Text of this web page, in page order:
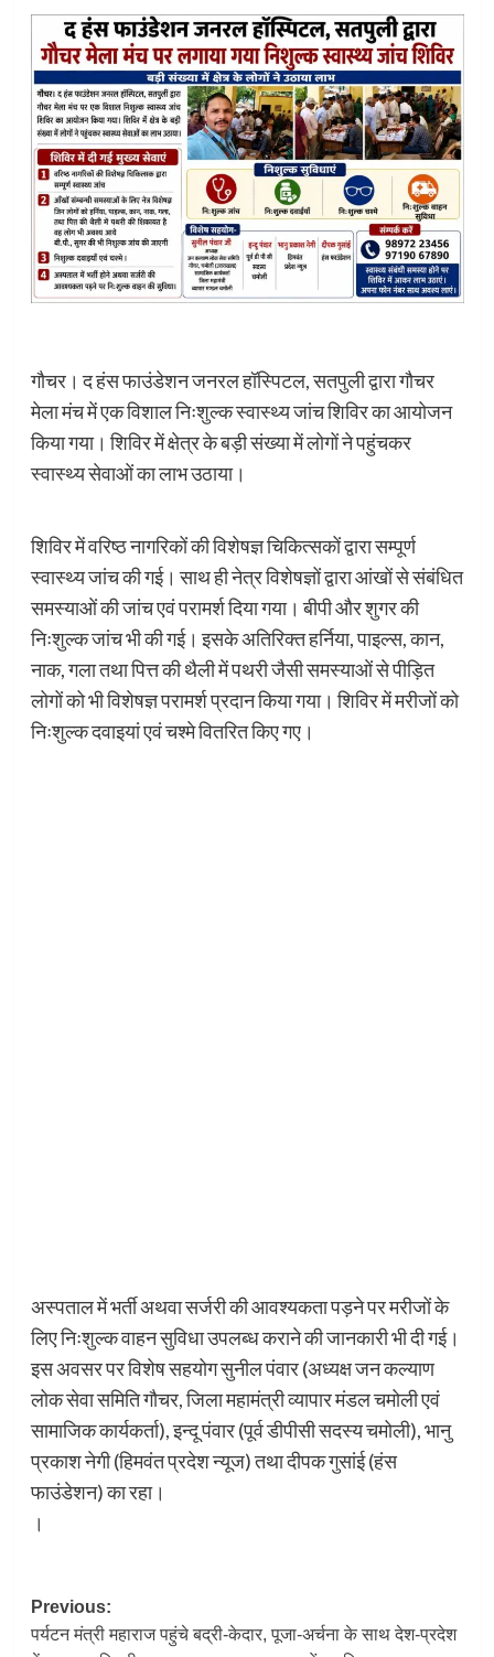
गौचर। द हंस फाउंडेशन जनरल हॉस्पिटल, सतपुली द्वारा गौचर
मेला मंच में एक विशाल निःशुल्क स्वास्थ्य जांच शिविर का आयोजन
किया गया। शिविर में क्षेत्र के बड़ी संख्या में लोगों ने पहुंचकर
स्वास्थ्य सेवाओं का लाभ उठाया।
शिविर में वरिष्ठ नागरिकों की विशेषज्ञ चिकित्सकों द्वारा सम्पूर्ण
स्वास्थ्य जांच की गई। साथ ही नेत्र विशेषज्ञों द्वारा आंखों से संबंधित
समस्याओं की जांच एवं परामर्श दिया गया। बीपी और शुगर की
निःशुल्क जांच भी की गई। इसके अतिरिक्त हर्निया, पाइल्स, कान,
नाक, गला तथा पित्त की थैली में पथरी जैसी समस्याओं से पीड़ित
लोगों को भी विशेषज्ञ परामर्श प्रदान किया गया। शिविर में मरीजों को
निःशुल्क दवाइयां एवं चश्मे वितरित किए गए।
अस्पताल में भर्ती अथवा सर्जरी की आवश्यकता पड़ने पर मरीजों के
लिए निःशुल्क वाहन सुविधा उपलब्ध कराने की जानकारी भी दी गई।
इस अवसर पर विशेष सहयोग सुनील पंवार (अध्यक्ष जन कल्याण
लोक सेवा समिति गौचर, जिला महामंत्री व्यापार मंडल चमोली एवं
सामाजिक कार्यकर्ता), इन्दू पंवार (पूर्व डीपीसी सदस्य चमोली), भानु
प्रकाश नेगी (हिमवंत प्रदेश न्यूज) तथा दीपक गुसांई (हंस
फाउंडेशन) का रहा।
।
Post
navigation
Previous:
पर्यटन मंत्री महाराज पहुंचे बद्री-केदार, पूजा-अर्चना के साथ देश-प्रदेश